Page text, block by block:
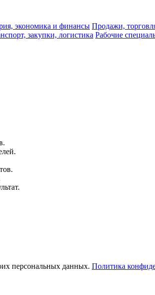
экономика и финансы Продажи,
закупки, логистика Рабочие
персональных данных. Политика